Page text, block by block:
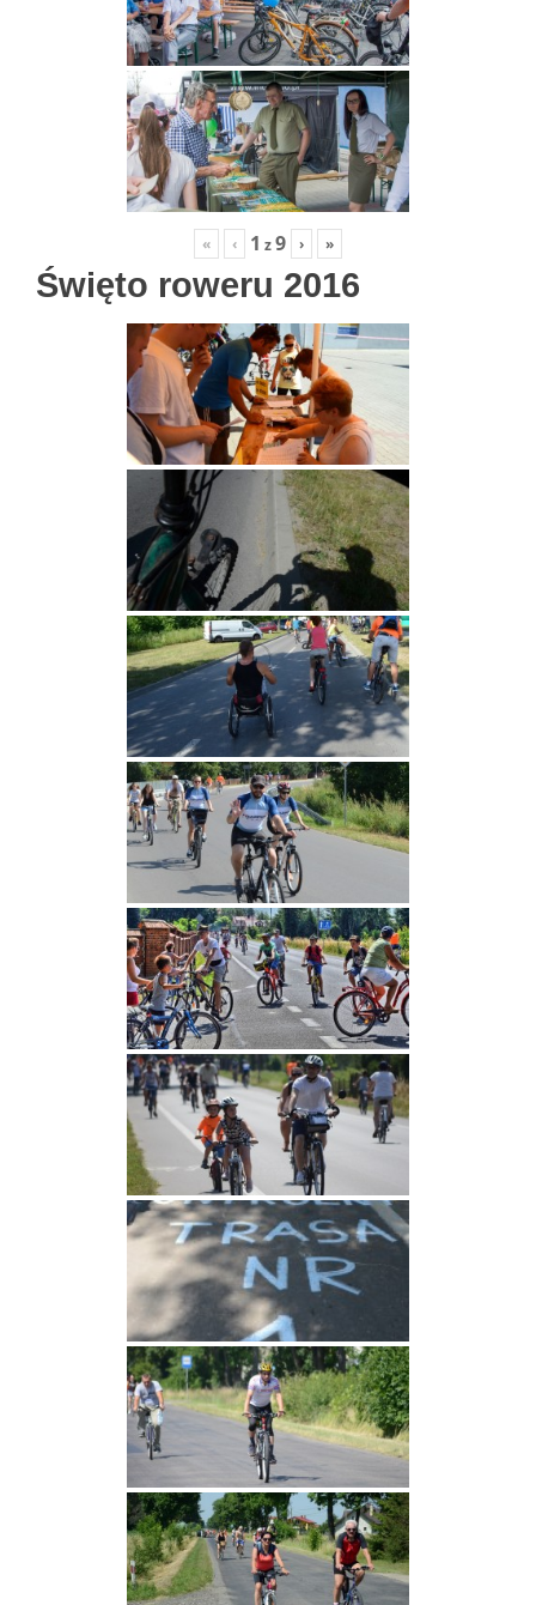
« ‹ 1 z9 › »
Święto roweru 2016